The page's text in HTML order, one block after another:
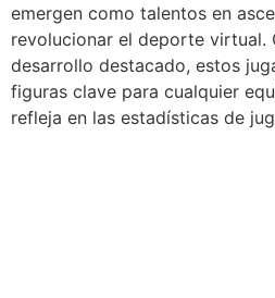
emergen como talentos en
revolucionar el deporte virtual.
desarrollo destacado, estos
figuras clave para cualquier
refleja en las estadísticas de